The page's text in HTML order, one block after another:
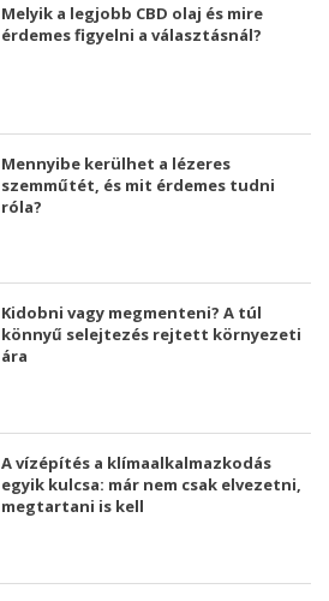
Melyik a legjobb CBD olaj és mire
érdemes figyelni a választásnál?
Mennyibe kerülhet a lézeres
szemműtét, és mit érdemes tudni
róla?
Kidobni vagy megmenteni? A túl
könnyű selejtezés rejtett környezeti
ára
A vízépítés a klímaalkalmazkodás
egyik kulcsa: már nem csak elvezetni,
megtartani is kell